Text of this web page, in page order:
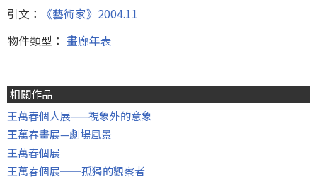
引文：
《藝術家》2004.11
物件類型： 畫廊年表
相關作品
王萬春個人展——視象外的意象
王萬春畫展—劇場風景
王萬春個展
王萬春個展──孤獨的觀察者